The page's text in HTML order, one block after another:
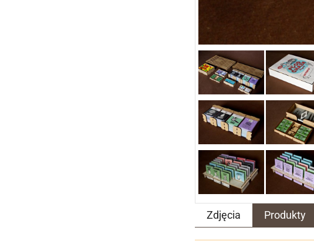
Zdjęcia Produkty